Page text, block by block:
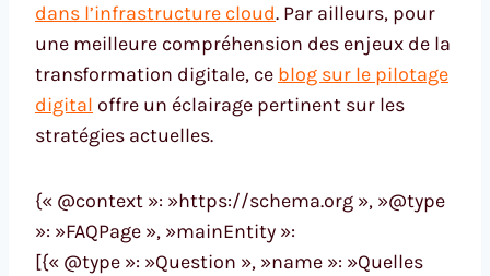
dans l’infrastructure cloud. Par ailleurs, pour
une meilleure compréhension des enjeux de la
transformation digitale, ce blog sur le pilotage
digital offre un éclairage pertinent sur les
stratégies actuelles.
{« @context »: »https://schema.org », »@type
»: »FAQPage », »mainEntity »:
[{« @type »: »Question », »name »: »Quelles